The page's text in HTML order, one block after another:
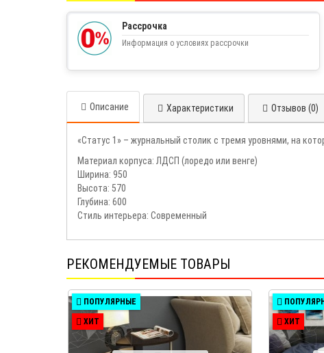
Рассрочка
Информация о условиях рассрочки
Описание Характеристики Отзывов (0)
«Статус 1» – журнальный столик с тремя уровнями, на
Материал корпуса: ЛДСП (лоредо или венге)
Ширина: 950
Высота: 570
Глубина: 600
Стиль интерьера: Современный
РЕКОМЕНДУЕМЫЕ ТОВАРЫ
ПОПУЛЯРНЫЕ
ХИТ ХИТ